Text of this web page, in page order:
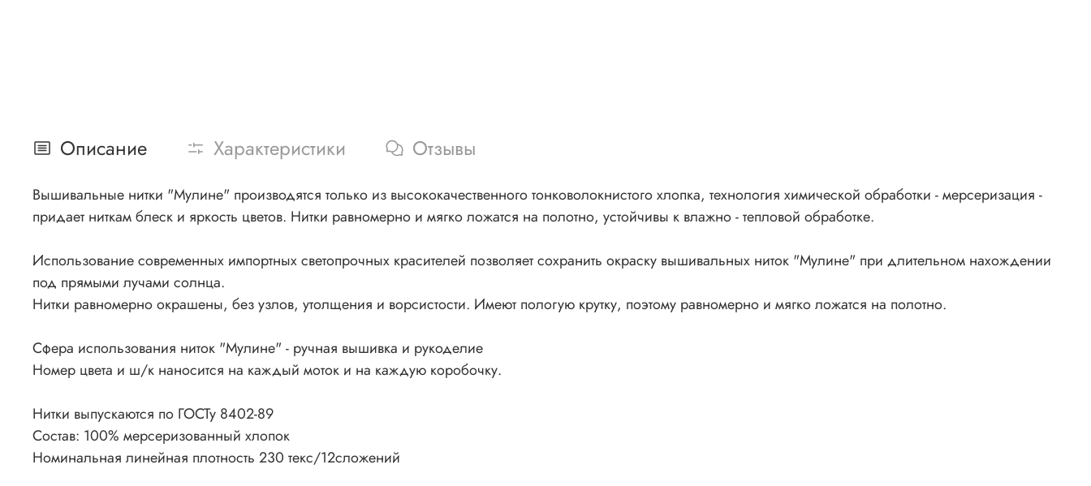
Описание Характеристики Отзывы
Вышивальные нитки "Мулине" производятся только из высококачественного тонковолокнистого хлопка, технология химической обработки - мерсеризация -
придает ниткам блеск и яркость цветов. Нитки равномерно и мягко ложатся на полотно, устойчивы к влажно - тепловой обработке.
Использование современных импортных светопрочных красителей позволяет сохранить окраску вышивальных ниток "Мулине" при длительном нахождении
под прямыми лучами солнца.
Нитки равномерно окрашены, без узлов, утолщения и ворсистости. Имеют пологую крутку, поэтому равномерно и мягко ложатся на полотно.
Сфера использования ниток "Мулине" - ручная вышивка и рукоделие
Номер цвета и ш/к наносится на каждый моток и на каждую коробочку.
Нитки выпускаются по ГОСТу 8402-89
Состав: 100% мерсеризованный хлопок
Номинальная линейная плотность 230 текс/12сложений